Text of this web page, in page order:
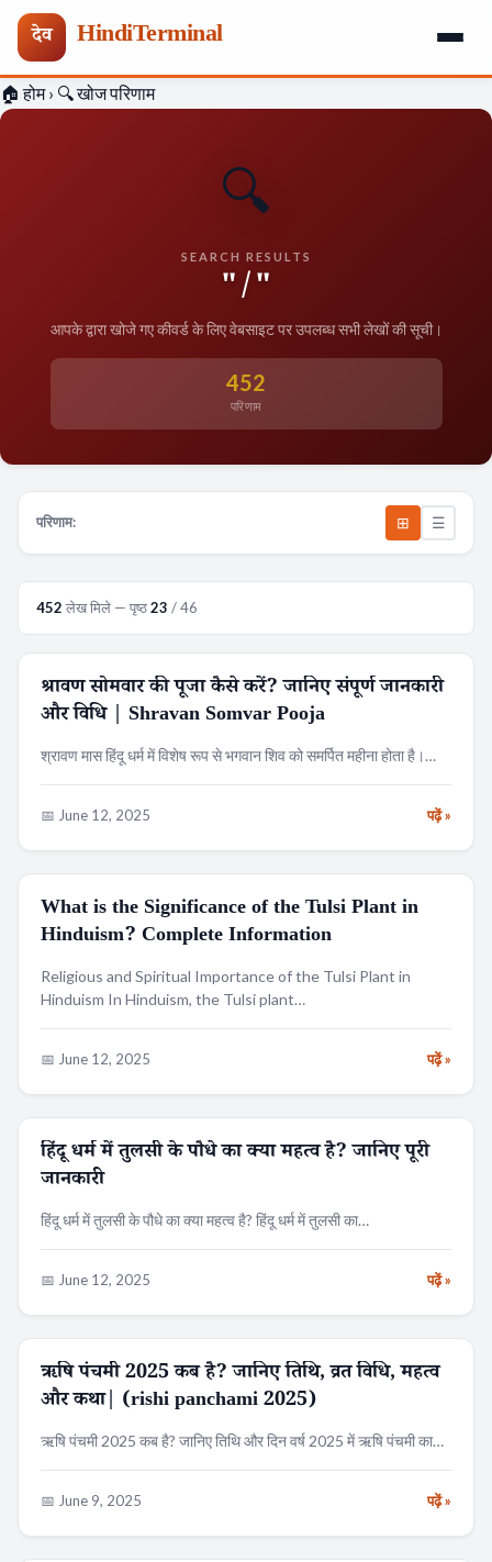
देव HindiTerminal
Skip
to
🏠 होम › 🔍 खोज परिणाम
🔍
SEARCH RESULTS
"/"
आपके द्वारा खोजे गए कीवर्ड के लिए वेबसाइट पर उपलब्ध सभी लेखों की सूची।
452
परिणाम
परिणाम: ⊞ ☰
452 लेख मिले — पृष्ठ23 / 46
धर्म
श्रावण सोमवार की पूजा कैसे करें? जानिए संपूर्ण जानकारी
और विधि | Shravan Somvar Pooja
श्रावण मास हिंदू धर्म में विशेष रूप से भगवान शिव को समर्पित महीना होता है।…
📅 June 12, 2025 पढ़ें »
RELIGION
What is the Significance of the Tulsi Plant in
Hinduism? Complete Information
Religious and Spiritual Importance of the Tulsi Plant in
Hinduism In Hinduism, the Tulsi plant…
📅 June 12, 2025 पढ़ें »
धर्म
हिंदू धर्म में तुलसी के पौधे का क्या महत्व है? जानिए पूरी
जानकारी
हिंदू धर्म में तुलसी के पौधे का क्या महत्व है? हिंदू धर्म में तुलसी का…
📅 June 12, 2025 पढ़ें »
त्यौहार
ऋषि पंचमी 2025 कब है? जानिए तिथि, व्रत विधि, महत्व
और कथा| (rishi panchami 2025)
ऋषि पंचमी 2025 कब है? जानिए तिथि और दिन वर्ष 2025 में ऋषि पंचमी का…
📅 June 9, 2025 पढ़ें »